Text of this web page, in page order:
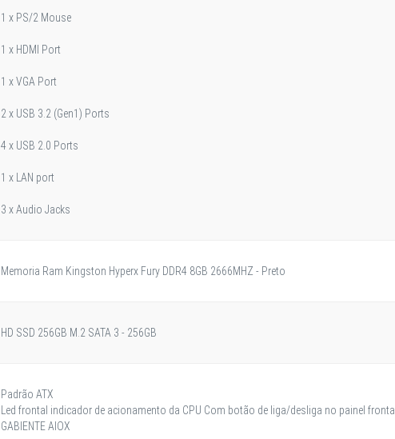
1 x PS/2 Mouse
1 x HDMI Port
1 x VGA Port
2 x USB 3.2 (Gen1) Ports
4 x USB 2.0 Ports
1 x LAN port
3 x Audio Jacks
Memoria Ram Kingston Hyperx Fury DDR4 8GB 2666MHZ - Preto
HD SSD 256GB M.2 SATA 3 - 256GB
Padrão ATX
Led frontal indicador de acionamento da CPU Com botão de liga/desliga no painel frontal
GABIENTE AIOX